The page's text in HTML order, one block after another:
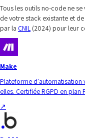
Tous les outils no-code ne
de votre stack existante et
par la CNIL (2024) pour leur
Make
Plateforme d'automatisation
elles. Certifiée RGPD en
↗